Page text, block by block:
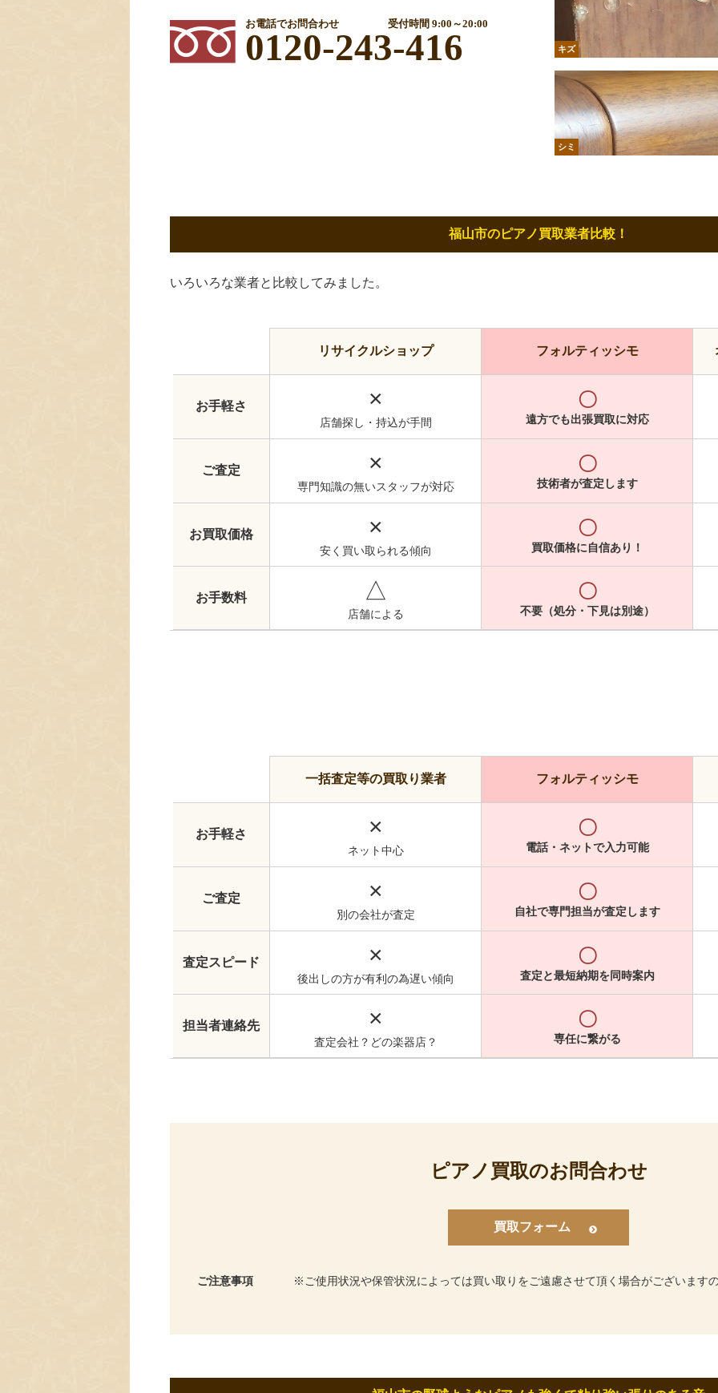
お電話でお問合わせ 受付時間 9:00～20:00
0120-243-416 キズ
シミ
福山市のピアノ買取業者比較！
いろいろな業者と比較してみました。
リサイクルショップ フォルティッシモ
お手軽さ ×
店舗探し・持込が手間
〇
遠方でも出張買取に対応
ご査定 ×
専門知識の無いスタッフが対応
〇
技術者が査定します
お買取価格 ×
安く買い取られる傾向
〇
買取価格に自信あり！
お手数料 △
店舗による
〇
不要（処分・下見は別途）
一括査定等の買取り業者 フォルティッシモ
お手軽さ ×
ネット中心
〇
電話・ネットで入力可能
ご査定 ×
別の会社が査定
〇
自社で専門担当が査定します
査定スピード ×
後出しの方が有利の為遅い傾向
〇
査定と最短納期を同時案内
担当者連絡先 ×
査定会社？どの楽器店？
〇
専任に繋がる
ピアノ買取のお問合わせ
買取フォーム
ご注意事項 ご使用状況や保管状況によっては買い取りをご遠慮させて頂く場合がございます